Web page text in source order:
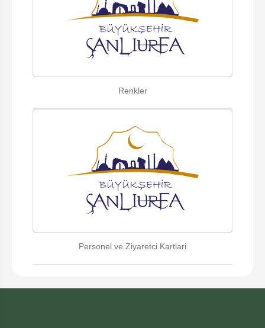
Renkler
Personel ve Ziyaretci Kartlari